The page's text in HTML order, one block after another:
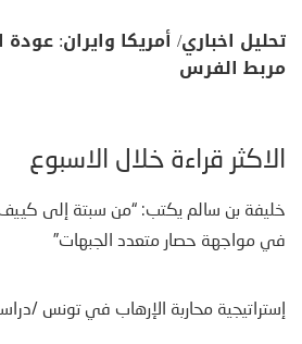
تحليل اخباري/ أمريكا وايران:
مربط الفرس
الأكثر قراءة خلال الأسبوع
خليفة بن سالم يكتب: “من سبتة إلى كييف
في مواجهة حصار متعدد الجبهات”
إستراتيجية محاربة الإرهاب في تونس /